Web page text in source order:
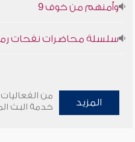
وأمنهم من خوف 9
سلسلة محاضرات نفحات
المزيد
من
خدمة البث